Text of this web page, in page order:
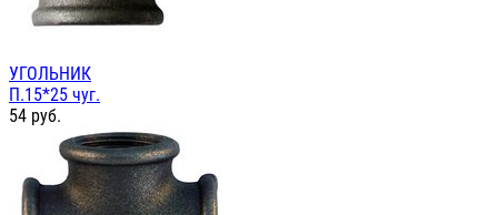
УГОЛЬНИК
П.15*25 чуг.
54 руб.